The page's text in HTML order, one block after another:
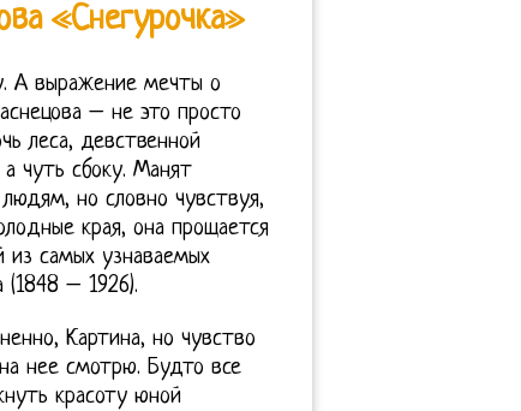
«Снегурочка»
А выражение мечты о
– не это просто
леса, девственной
чуть сбоку. Манят
но словно чувствуя,
края, она прощается
из самых узнаваемых
(1848 – 1926).
Картина, но чувство
нее смотрю. Будто все
красоту юной